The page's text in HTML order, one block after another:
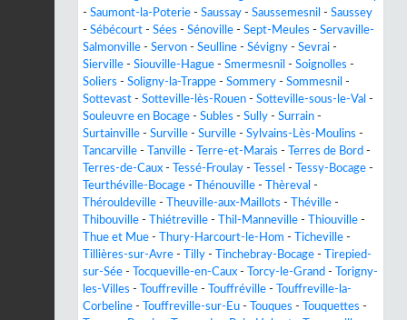
- Saumont-la-Poterie - Saussay - Saussemesnil - Saussey
- Sébécourt - Sées - Sénoville - Sept-Meules - Servaville-
Salmonville - Servon - Seulline - Sévigny - Sevrai -
Sierville - Siouville-Hague - Smermesnil - Soignolles -
Soliers - Soligny-la-Trappe - Sommery - Sommesnil -
Sottevast - Sotteville-lès-Rouen - Sotteville-sous-le-Val -
Souleuvre en Bocage - Subles - Sully - Surrain -
Surtainville - Surville - Surville - Sylvains-Lès-Moulins -
Tancarville - Tanville - Terre-et-Marais - Terres de Bord -
Terres-de-Caux - Tessé-Froulay - Tessel - Tessy-Bocage -
Teurthéville-Bocage - Thénouville - Thèreval -
Thérouldeville - Theuville-aux-Maillots - Théville -
Thibouville - Thiétreville - Thil-Manneville - Thiouville -
Thue et Mue - Thury-Harcourt-le-Hom - Ticheville -
Tillières-sur-Avre - Tilly - Tinchebray-Bocage -
Tirepied-
sur-Sée - Tocqueville-en-Caux - Torcy-le-Grand -
Torigny-
les-Villes - Touffreville - Touffréville -
Touffreville-la-
Corbeline - Touffreville-sur-Eu - Touques - Touquettes -